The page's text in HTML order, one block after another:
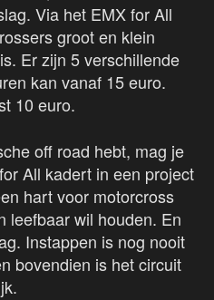
Via het EMX for All
groot en klein
Er zijn 5 verschillende
kan vanaf 15 euro.
10 euro.
off road hebt, mag je
All kadert in een project
hart voor motorcross
leefbaar wil houden. En
Instappen is nog nooit
bovendien is het circuit